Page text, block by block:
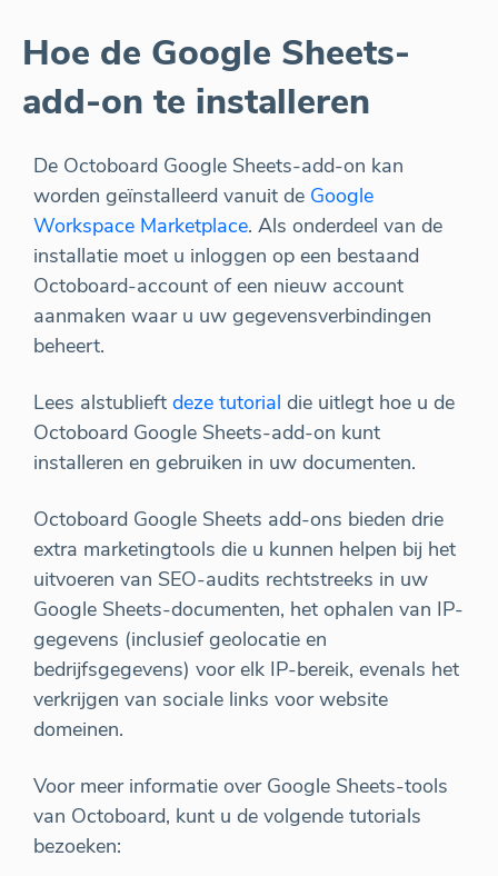
Hoe de Google Sheets-
add-on te installeren
De Octoboard Google Sheets-add-on kan
worden geïnstalleerd vanuit de Google
Workspace Marketplace. Als onderdeel van de
installatie moet u inloggen op een bestaand
Octoboard-account of een nieuw account
aanmaken waar u uw gegevensverbindingen
beheert.
Lees alstublieft deze tutorial die uitlegt hoe u de
Octoboard Google Sheets-add-on kunt
installeren en gebruiken in uw documenten.
Octoboard Google Sheets add-ons bieden drie
extra marketingtools die u kunnen helpen bij het
uitvoeren van SEO-audits rechtstreeks in uw
Google Sheets-documenten, het ophalen van IP-
gegevens (inclusief geolocatie en
bedrijfsgegevens) voor elk IP-bereik, evenals het
verkrijgen van sociale links voor website
domeinen.
Voor meer informatie over Google Sheets-tools
van Octoboard, kunt u de volgende tutorials
bezoeken: